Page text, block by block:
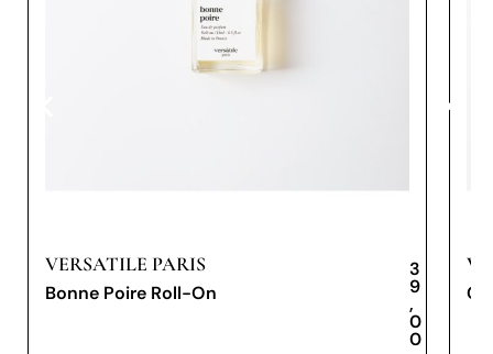
VERSATILE PARIS
Bonne Poire Roll-On
3
9
,
0
0